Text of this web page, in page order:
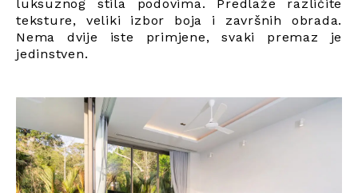
luksuznog stila podovima. Predlaže različite
teksture, veliki izbor boja i završnih obrada.
Nema dvije iste primjene, svaki premaz je
jedinstven.